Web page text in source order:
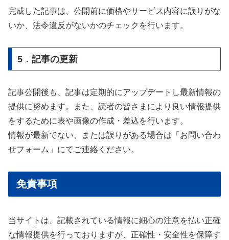
完成した記事は、公開前に価格やサービス内容に誤りがな
いか、法令違反がないかのチェックを行います。
5．記事の更新
記事公開後も、記事は定期的にアップデートし最新情報の
提供に努めます。また、読者の皆さまにより良い情報提供
をするために表や画像の作成・差込を行います。
情報が最新でない、または誤りがある場合は「お問い合わ
せフォーム」にてご連絡ください。
免責事項
当サイトは、記載されている情報に細心の注意を払い正確
な情報提供を行っておりますが、正確性・安全性を保障す